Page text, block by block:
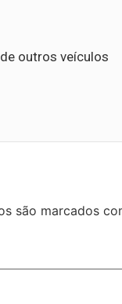
outros veículos
são marcados